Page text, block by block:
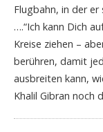
Flugbahn, in der er
….“Ich kann Dich
Kreise ziehen –
berühren, damit
ausbreiten kann,
Khalil Gibran noch